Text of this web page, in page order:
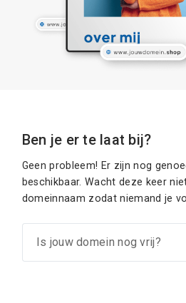
Ben je er te laat bij?
Geen probleem! Er zijn nog
beschikbaar. Wacht deze keer
domeinnaam zodat niemand je